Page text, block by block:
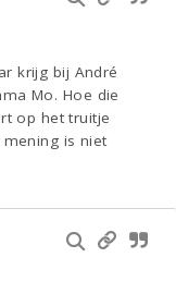
krijg bij André
Mo. Hoe die
op het truitje
is niet